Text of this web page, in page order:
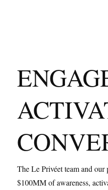
The Le Privéet team and our
$100MM of awareness,